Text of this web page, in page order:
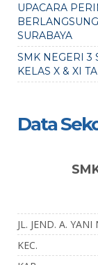
UPACARA
SURABAYA
SMK NEGERI 3
KELAS X & XI
Data
JL. JEND. A. YANI
KEC.